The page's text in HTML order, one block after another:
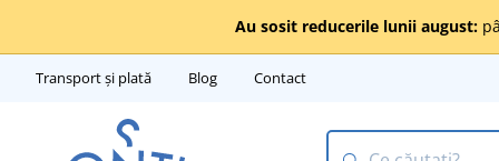
Au sosit reducerile lunii august:
Transport și plată Blog Contact